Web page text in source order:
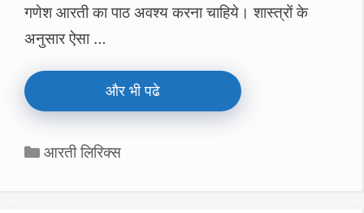
गणेश आरती का पाठ अवश्‍य करना चाहिये। शास्‍त्रों के
अनुसार ऐसा …
और भी पढे
Categories
आरती लिरिक्स